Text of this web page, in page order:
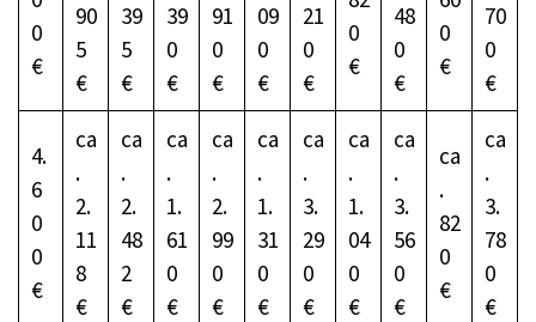
0
€
90
5
€
39
5
€
39
0
€
91
0
€
09
0
€
21
0
€
0
€
48
0
€
0
€
70
0
€
4.
6
0
0
€
ca
.
2.
11
8
€
ca
.
2.
48
2
€
ca
.
1.
61
0
€
ca
.
2.
99
0
€
ca
.
1.
31
0
€
ca
.
3.
29
0
€
ca
.
1.
04
0
€
ca
.
3.
56
0
€
ca
.
82
0
€
ca
.
3.
78
0
€